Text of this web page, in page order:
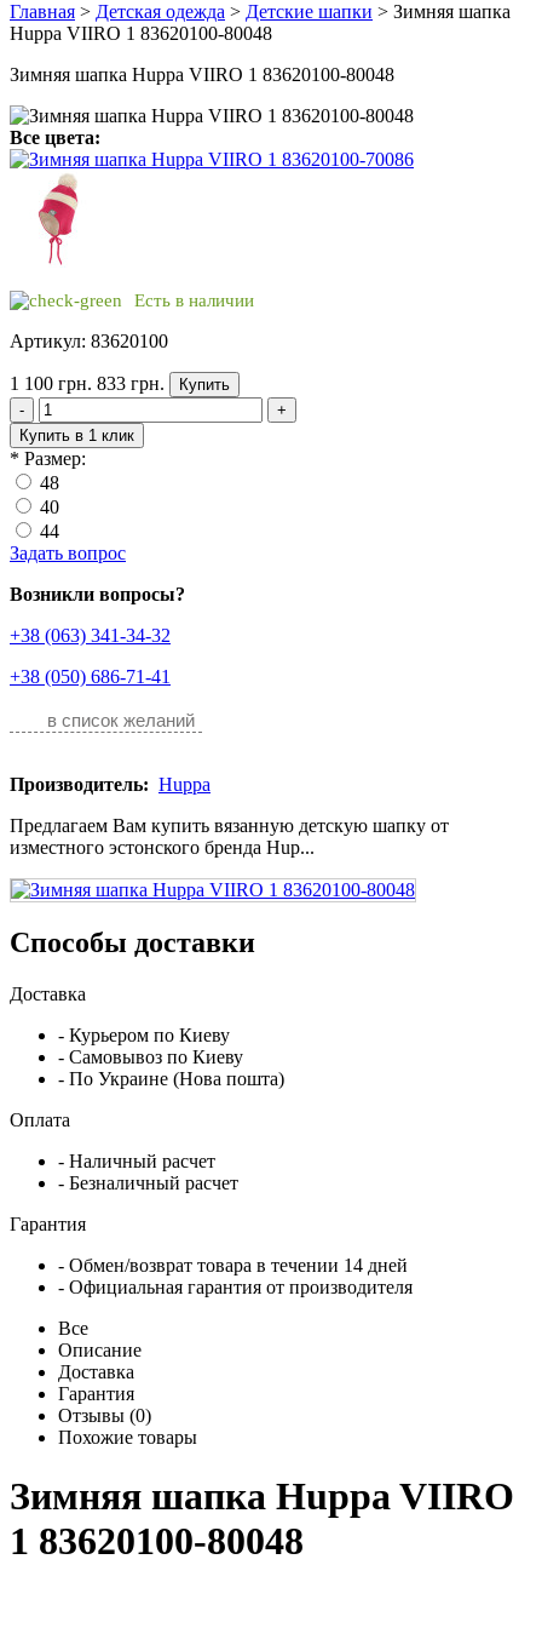
Главная > Детская одежда > Детские шапки > Зимняя шапка
Huppa VIIRO 1 83620100-80048
Зимняя шапка Huppa VIIRO 1 83620100-80048
Все цвета:
Есть в наличии
Артикул: 83620100
1 100 грн. 833 грн.
Купить
-
+
Купить в 1 клик
* Размер:
48
40
44
Задать вопрос
Возникли вопросы?
+38 (063) 341-34-32
+38 (050) 686-71-41
в список желаний
Производитель: Huppa
Предлагаем Вам купить вязанную детскую шапку от
изместного эстонского бренда Hup...
Способы доставки
Доставка
- Курьером по Киеву
- Самовывоз по Киеву
- По Украине (Нова пошта)
Оплата
- Наличный расчет
- Безналичный расчет
Гарантия
- Обмен/возврат товара в течении 14 дней
- Официальная гарантия от производителя
Все
Описание
Доставка
Гарантия
Отзывы (0)
Похожие товары
Зимняя шапка Huppa VIIRO
1 83620100-80048